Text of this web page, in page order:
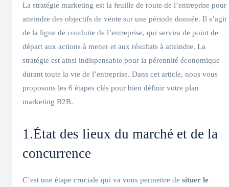
La stratégie marketing est la feuille de route de l’entreprise pour
atteindre des objectifs de vente sur une période donnée. Il s’agit
de la ligne de conduite de l’entreprise, qui servira de point de
départ aux actions à mener et aux résultats à atteindre. La
stratégie est ainsi indispensable pour la pérennité économique
durant toute la vie de l’entreprise. Dans cet article, nous vous
proposons les 6 étapes clés pour bien définir votre plan
marketing B2B.
1.État des lieux du marché et de la
concurrence
C’est une étape cruciale qui va vous permettre de situer le